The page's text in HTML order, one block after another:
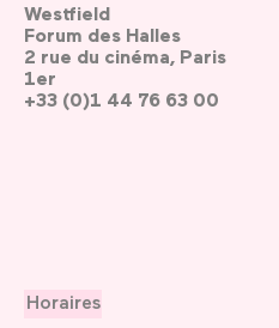
Westfield
Forum des Halles
2 rue du cinéma, Paris
1er
+33 (0)1 44 76 63 00
Horaires